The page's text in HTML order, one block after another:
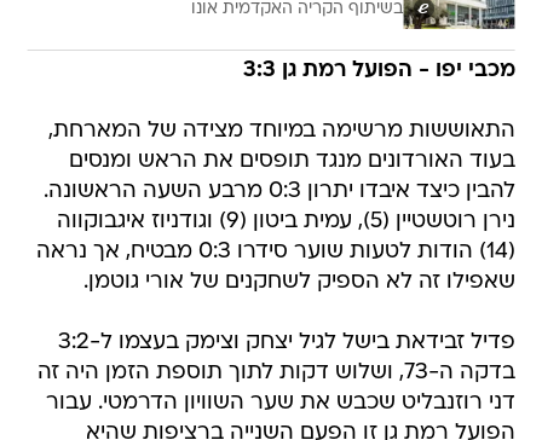
בשיתוף הקריה האקדמית אונו
מכבי יפו - הפועל רמת גן 3:3
התאוששות מרשימה במיוחד מצידה של המארחת,
בעוד האורדונים מנגד תופסים את הראש ומנסים
להבין כיצד איבדו יתרון 0:3 מרבע השעה הראשונה.
נירן רוטשטיין (5), עמית ביטון (9) וגודניוז איגבוקווה
(14) הודות לטעות שוער סידרו 0:3 מבטיח, אך נראה
שאפילו זה לא הספיק לשחקנים של אורי גוטמן.
פדיל זבידאת בישל לגיל יצחק וצימק בעצמו ל-3:2
בדקה ה-73, ושלוש דקות לתוך תוספת הזמן היה זה
דני רוזנבליט שכבש את שער השוויון הדרמטי. עבור
הפועל רמת גן זו הפעם השנייה ברציפות שהיא